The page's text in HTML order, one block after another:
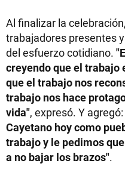
Al finalizar la
trabajadores presentes
del esfuerzo cotidiano.
creyendo que el trabajo
que el trabajo nos
trabajo nos hace
vida", expresó. Y agregó:
Cayetano hoy como
trabajo y le pedimos
a no bajar los brazos".